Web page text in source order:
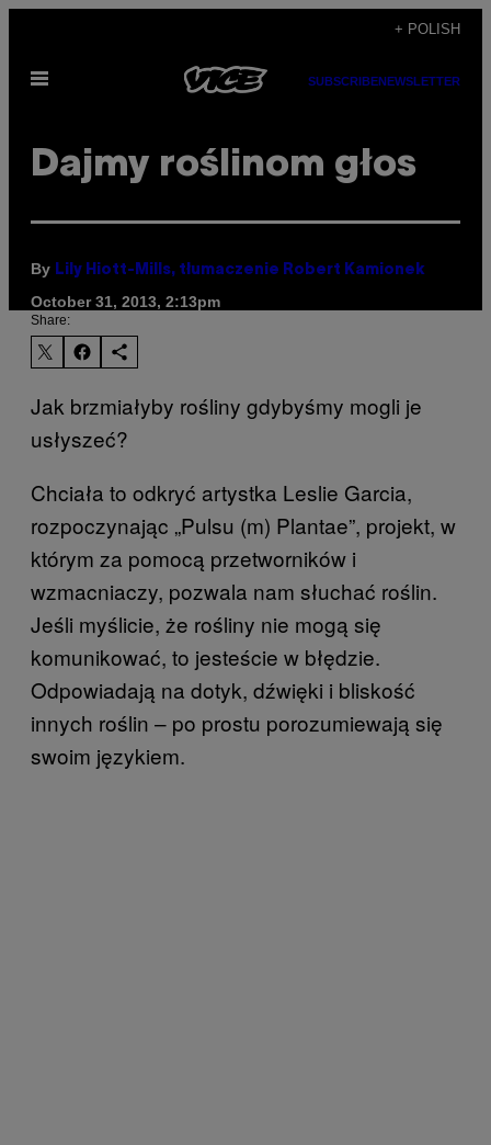
content
+ POLISH
Open
SUBSCRIBENEWSLETTER
Dajmy roślinom głos
By Lily Hiott-Mills, tłumaczenie Robert Kamionek
October 31, 2013, 2:13pm
Share:
Jak brzmiałyby rośliny gdybyśmy mogli je
usłyszeć?
Chciała to odkryć artystka Leslie Garcia,
rozpoczynając „Pulsu (m) Plantae”, projekt, w
którym za pomocą przetworników i
wzmacniaczy, pozwala nam słuchać roślin.
Jeśli myślicie, że rośliny nie mogą się
komunikować, to jesteście w błędzie.
Odpowiadają na dotyk, dźwięki i bliskość
innych roślin – po prostu porozumiewają się
swoim językiem.